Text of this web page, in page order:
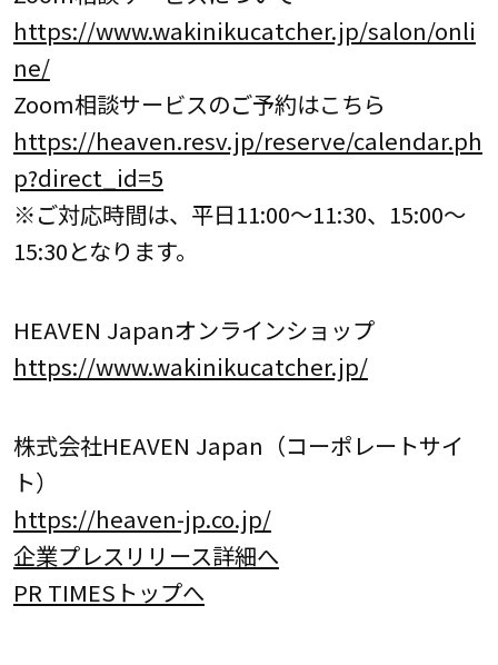
https://www.wakinikucatcher.jp/salon/onli
ne/
Zoom相談サービスのご予約はこちら
https://heaven.resv.jp/reserve/calendar.ph
p?direct_id=5
※ご対応時間は、平日11:00～11:30、15:00～
15:30となります。
HEAVEN Japanオンラインショップ
https://www.wakinikucatcher.jp/
株式会社HEAVEN Japan（コーポレートサイ
ト）
https://heaven-jp.co.jp/
企業プレスリリース詳細へ
PR TIMESトップへ